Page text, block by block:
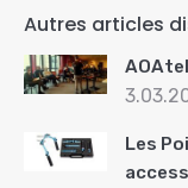
Autres articles
Les